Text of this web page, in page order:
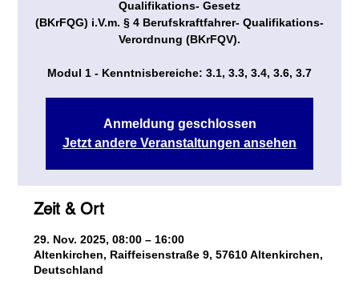
Qualifikations- Gesetz
(BKrFQG) i.V.m. § 4 Berufskraftfahrer- Qualifikations-
Verordnung (BKrFQV).
Modul 1 - Kenntnisbereiche: 3.1, 3.3, 3.4, 3.6, 3.7
Anmeldung geschlossen
Jetzt andere Veranstaltungen ansehen
Zeit & Ort
29. Nov. 2025, 08:00 – 16:00
Altenkirchen, Raiffeisenstraße 9, 57610 Altenkirchen,
Deutschland